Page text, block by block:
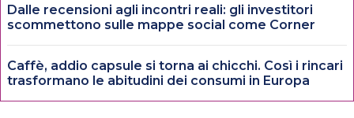
Dalle recensioni agli incontri reali: gli investitori
scommettono sulle mappe social come Corner
Caffè, addio capsule si torna ai chicchi. Così i rincari
trasformano le abitudini dei consumi in Europa